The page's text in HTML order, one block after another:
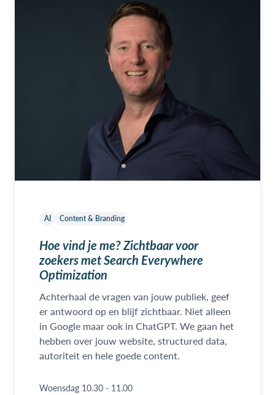
AI Content & Branding
Hoe vind je me? Zichtbaar voor
zoekers met Search Everywhere
Optimization
Achterhaal de vragen van jouw publiek, geef
er antwoord op en blijf zichtbaar. Niet alleen
in Google maar ook in ChatGPT. We gaan het
hebben over jouw website, structured data,
autoriteit en hele goede content.
Woensdag 10.30 - 11.00